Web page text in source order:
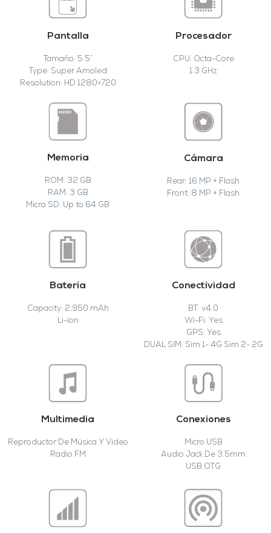
Pantalla
Tamaño: 5.5”
Type: Super Amoled
Resolution: HD 1280×720
Procesador
CPU: Octa-Core
1.3 GHz
Memoria
ROM: 32 GB
RAM: 3 GB
Micro SD: Up to 64 GB
Cámara
Rear: 16 MP + Flash
Front: 8 MP + Flash
Batería
Capacity: 2,950 mAh
Li-ion
Conectividad
BT: v4.0
Wi-Fi: Yes
GPS: Yes
DUAL SIM: Sim 1- 4G Sim 2- 2G
Multimedia
Reproductor De Música Y Video
Radio FM
Conexiones
Micro USB
Audio Jack De 3.5mm
USB OTG